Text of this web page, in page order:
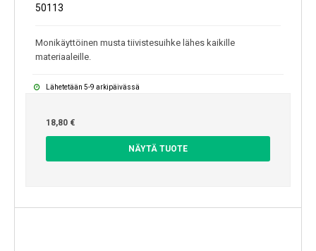
50113
Monikäyttöinen musta tiivistesuihke lähes kaikille
materiaaleille.
Lähetetään 5-9 arkipäivässä
18,80 €
NÄYTÄ TUOTE